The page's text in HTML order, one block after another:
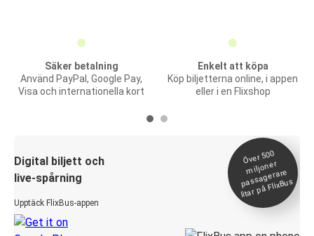
Säker betalning
Använd PayPal, Google Pay,
Visa och internationella kort
Enkelt att köpa
Köp biljetterna online, i appen
eller i en Flixshop
Digital biljett och
live-spårning
Upptäck FlixBus-appen
Över 500
miljoner
passagerare
litar på FlixBus